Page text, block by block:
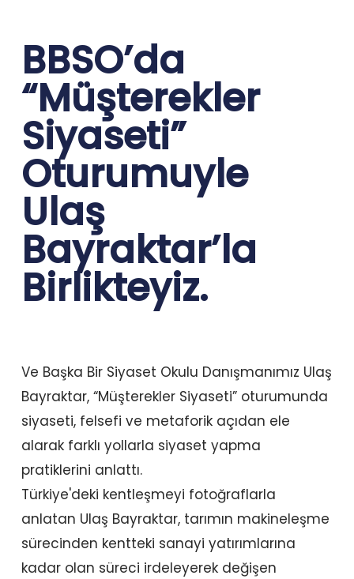
BBSO’da
“Müşterekler
Siyaseti”
Oturumuyle
Ulaş
Bayraktar’la
Birlikteyiz.
Ve Başka Bir Siyaset Okulu Danışmanımız Ulaş
Bayraktar, “Müşterekler Siyaseti” oturumunda
siyaseti, felsefi ve metaforik açıdan ele
alarak farklı yollarla siyaset yapma
pratiklerini anlattı.
Türkiye'deki kentleşmeyi fotoğraflarla
anlatan Ulaş Bayraktar, tarımın makineleşme
sürecinden kentteki sanayi yatırımlarına
kadar olan süreci irdeleyerek değişen